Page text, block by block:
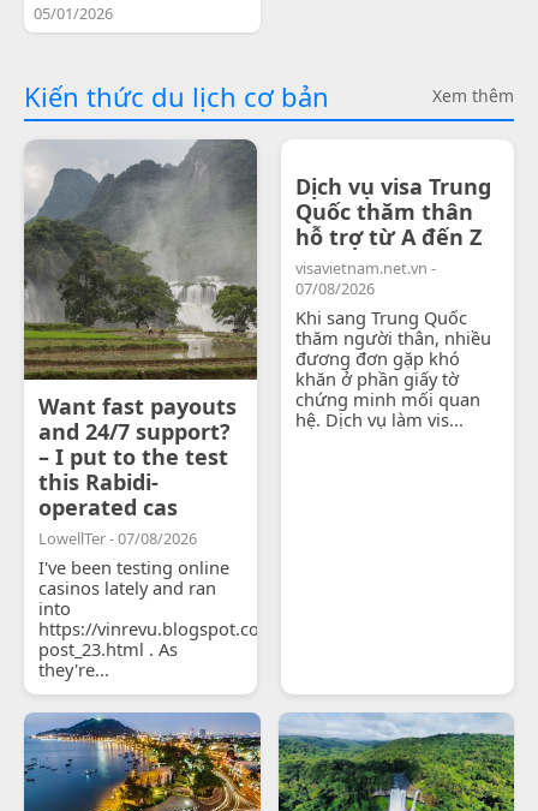
05/01/2026
Kiến thức du lịch cơ bản Xem thêm
Want fast payouts
and 24/7 support?
– I put to the test
this Rabidi-
operated cas
LowellTer - 07/08/2026
I've been testing online
casinos lately and ran
into
https://vinrevu.blogspot.com/2026/06/blog-
post_23.html . As
they're...
Dịch vụ visa Trung
Quốc thăm thân
hỗ trợ từ A đến Z
visavietnam.net.vn -
07/08/2026
Khi sang Trung Quốc
thăm người thân, nhiều
đương đơn gặp khó
khăn ở phần giấy tờ
chứng minh mối quan
hệ. Dịch vụ làm vis...